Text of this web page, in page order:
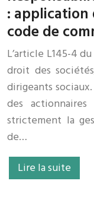
: application
code de
L’article L145-4
droit des
dirigeants
des
strictement la
de…
Lire la suite